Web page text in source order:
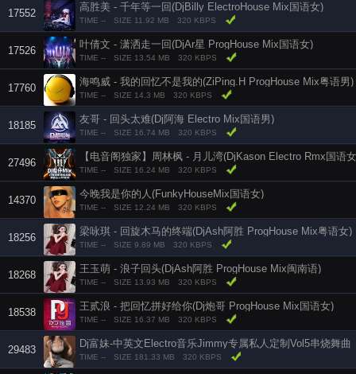
17552
高胜美 - 千年等一回(DjBilly ElectroHouse Mix国语女)
TIME -- SIZE 11.92 MB 320 KBPS
17526
叶倩文 - 潇洒走一回(DjAr星 ProgHouse Mix国语女)
TIME -- SIZE 13.54 MB 320 KBPS
17760
海鸣威 - 我的回忆不是我的(ZiPing.H ProgHouse Mix粤语男)
TIME -- SIZE 14.3 MB 320 KBPS
18185
友哥 - 回头太难(Dj阿海 Electro Mix国语男)
TIME -- SIZE 16.74 MB 320 KBPS
27496
【电音阁独家】周林枫 - 月儿湾(DjKason Electro Rmx国语
TIME -- SIZE 16.24 MB 320 KBPS
14370
今晚我是你的人(FunkyHouseMix国语女)
TIME -- SIZE 12.24 MB 320 KBPS
18256
梁咏琪 - 回旋木马的终端(DjAsh阿胜 ProgHouse Mix粤语女)
TIME -- SIZE 9.89 MB 320 KBPS
18268
王玉萌 - 浪子回头(DjAsh阿胜 ProgHouse Mix闽南语)
TIME -- SIZE 13.93 MB 320 KBPS
18538
王贰浪 - 把回忆拼好给你(Dj炮哥 ProgHouse Mix国语女)
TIME -- SIZE 16.37 MB 320 KBPS
29483
Dj富妹-中英文Electro音乐Jimmy专属私人定制Vol5串烧舞曲
TIME -- SIZE 181.33 MB 320 KBPS